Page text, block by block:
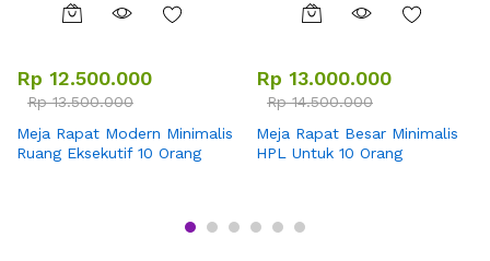
Rp 12.500.000
Rp13.500.000
Meja Rapat Modern Minimalis
Ruang Eksekutif 10 Orang
Rp 13.000.000
Rp14.500.000
Meja Rapat Besar Minimalis
HPL Untuk 10 Orang